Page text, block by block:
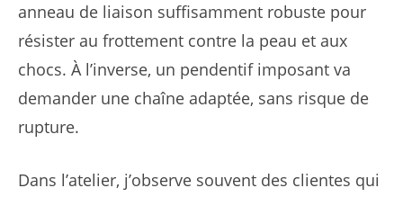
anneau de liaison suffisamment robuste pour
résister au frottement contre la peau et aux
chocs. À l’inverse, un pendentif imposant va
demander une chaîne adaptée, sans risque de
rupture.
Dans l’atelier, j’observe souvent des clientes qui